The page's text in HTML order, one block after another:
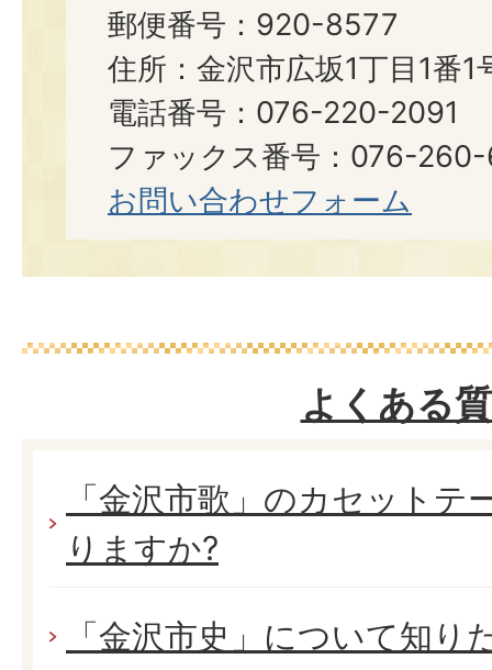
郵便番号：920-8577
住所：金沢市広坂1丁目1番1
電話番号：076-220-2091
ファックス番号：076-
お問い合わせフォーム
よくある
「金沢市歌」のカセットテ
りますか?
「金沢市史」について知り